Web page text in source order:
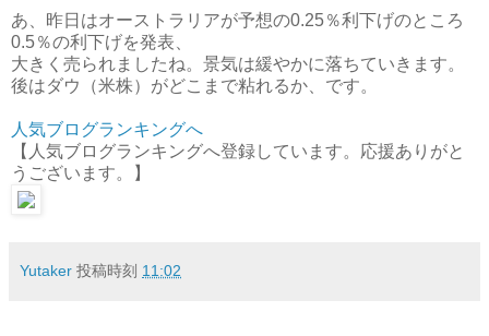
あ、昨日はオーストラリアが予想の0.25％利下げのところ
0.5％の利下げを発表、
大きく売られましたね。景気は緩やかに落ちていきます。
後はダウ（米株）がどこまで粘れるか、です。
人気ブログランキングへ
【人気ブログランキングへ登録しています。応援ありがと
うございます。】
Yutaker 投稿時刻 11:02